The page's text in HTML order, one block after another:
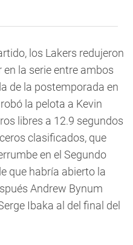
los Lakers redujeron
la serie entre ambos
de la postemporada en
la pelota a Kevin
libres a 12.9 segundos
clasificados, que
en el Segundo
que habría abierto la
Andrew Bynum
Ibaka al del final del